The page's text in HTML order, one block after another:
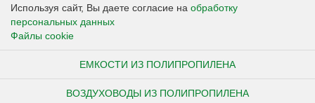
Используя сайт, Вы даете согласие на обработку
персональных данных
Файлы cookie
ЕМКОСТИ ИЗ ПОЛИПРОПИЛЕНА
ВОЗДУХОВОДЫ ИЗ ПОЛИПРОПИЛЕНА